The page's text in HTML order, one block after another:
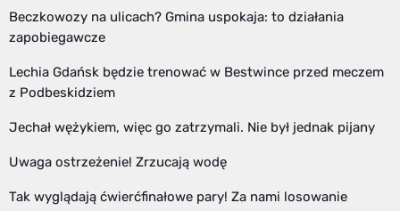
Beczkowozy na ulicach? Gmina uspokaja: to działania
zapobiegawcze
Lechia Gdańsk będzie trenować w Bestwince przed meczem
z Podbeskidziem
Jechał wężykiem, więc go zatrzymali. Nie był jednak pijany
Uwaga ostrzeżenie! Zrzucają wodę
Tak wyglądają ćwierćfinałowe pary! Za nami losowanie